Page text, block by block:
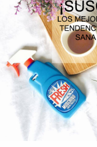
Correr es uno de los
como mejorar nuestro
que nos ayuda a liberar el
Cada corredor es único, y
práctica sea beneficiosa de
Por ello, la nueva colección
adaptan a cada una de las